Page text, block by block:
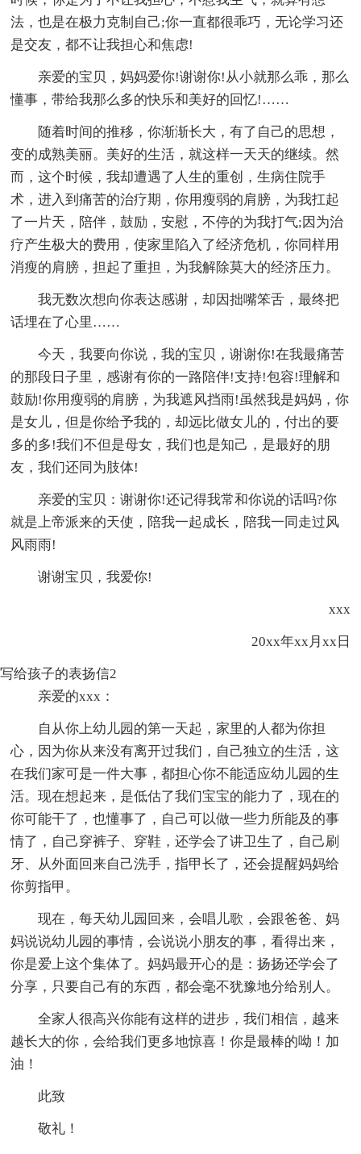
法，也是在极力克制自己;你一直都很乖巧，无论学习还
是交友，都不让我担心和焦虑!
亲爱的宝贝，妈妈爱你!谢谢你!从小就那么乖，那么
懂事，带给我那么多的快乐和美好的回忆!……
随着时间的推移，你渐渐长大，有了自己的思想，
变的成熟美丽。美好的生活，就这样一天天的继续。然
而，这个时候，我却遭遇了人生的重创，生病住院手
术，进入到痛苦的治疗期，你用瘦弱的肩膀，为我扛起
了一片天，陪伴，鼓励，安慰，不停的为我打气;因为治
疗产生极大的费用，使家里陷入了经济危机，你同样用
消瘦的肩膀，担起了重担，为我解除莫大的经济压力。
我无数次想向你表达感谢，却因拙嘴笨舌，最终把
话埋在了心里……
今天，我要向你说，我的宝贝，谢谢你!在我最痛苦
的那段日子里，感谢有你的一路陪伴!支持!包容!理解和
鼓励!你用瘦弱的肩膀，为我遮风挡雨!虽然我是妈妈，你
是女儿，但是你给予我的，却远比做女儿的，付出的要
多的多!我们不但是母女，我们也是知己，是最好的朋
友，我们还同为肢体!
亲爱的宝贝：谢谢你!还记得我常和你说的话吗?你
就是上帝派来的天使，陪我一起成长，陪我一同走过风
风雨雨!
谢谢宝贝，我爱你!
xxx
20xx年xx月xx日
写给孩子的表扬信2
亲爱的xxx：
自从你上幼儿园的第一天起，家里的人都为你担
心，因为你从来没有离开过我们，自己独立的生活，这
在我们家可是一件大事，都担心你不能适应幼儿园的生
活。现在想起来，是低估了我们宝宝的能力了，现在的
你可能干了，也懂事了，自己可以做一些力所能及的事
情了，自己穿裤子、穿鞋，还学会了讲卫生了，自己刷
牙、从外面回来自己洗手，指甲长了，还会提醒妈妈给
你剪指甲。
现在，每天幼儿园回来，会唱儿歌，会跟爸爸、妈
妈说说幼儿园的事情，会说说小朋友的事，看得出来，
你是爱上这个集体了。妈妈最开心的是：扬扬还学会了
分享，只要自己有的东西，都会毫不犹豫地分给别人。
全家人很高兴你能有这样的进步，我们相信，越来
越长大的你，会给我们更多地惊喜！你是最棒的呦！加
油！
此致
敬礼！